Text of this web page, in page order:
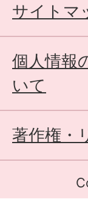
サイトマ
個人情報
いて
著作権・